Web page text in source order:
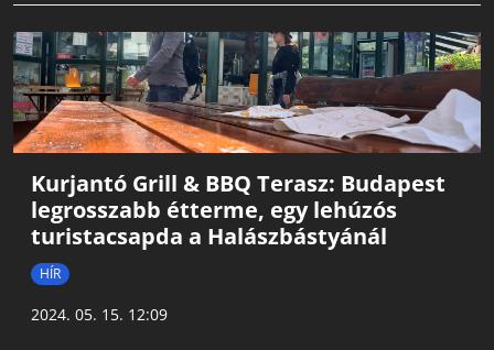
Kurjantó Grill & BBQ Terasz: Budapest
legrosszabb étterme, egy lehúzós
turistacsapda a Halászbástyánál
HÍR
2024. 05. 15. 12:09